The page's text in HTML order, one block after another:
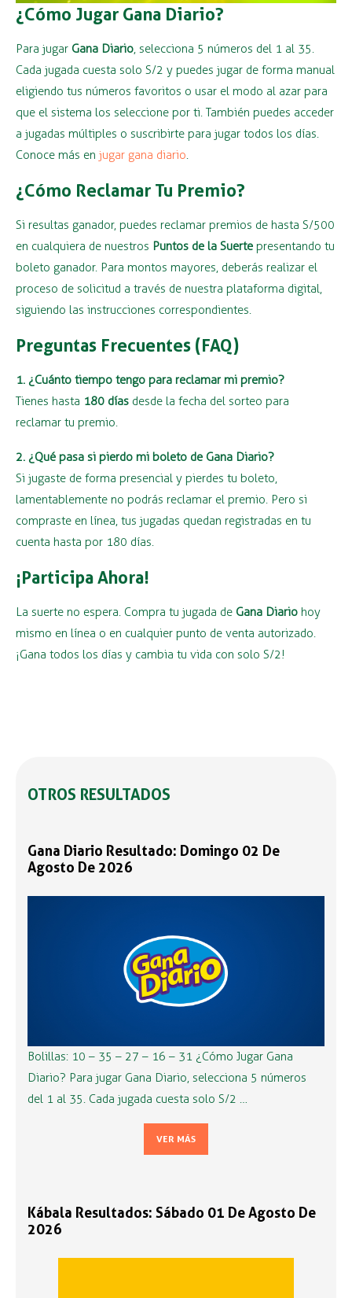
¿Cómo Jugar Gana Diario?
Para jugar Gana Diario, selecciona 5 números del 1 al 35.
Cada jugada cuesta solo S/2 y puedes jugar de forma manual
eligiendo tus números favoritos o usar el modo al azar para
que el sistema los seleccione por ti. También puedes acceder
a jugadas múltiples o suscribirte para jugar todos los días.
Conoce más en jugar gana diario.
¿Cómo Reclamar Tu Premio?
Si resultas ganador, puedes reclamar premios de hasta S/500
en cualquiera de nuestros Puntos de la Suerte presentando tu
boleto ganador. Para montos mayores, deberás realizar el
proceso de solicitud a través de nuestra plataforma digital,
siguiendo las instrucciones correspondientes.
Preguntas Frecuentes (FAQ)
1. ¿Cuánto tiempo tengo para reclamar mi premio?
Tienes hasta 180 días desde la fecha del sorteo para
reclamar tu premio.
2. ¿Qué pasa si pierdo mi boleto de Gana Diario?
Si jugaste de forma presencial y pierdes tu boleto,
lamentablemente no podrás reclamar el premio. Pero si
compraste en línea, tus jugadas quedan registradas en tu
cuenta hasta por 180 días.
¡Participa Ahora!
La suerte no espera. Compra tu jugada de Gana Diario hoy
mismo en línea o en cualquier punto de venta autorizado.
¡Gana todos los días y cambia tu vida con solo S/2!
OTROS RESULTADOS
Gana Diario Resultado: Domingo 02 De
Agosto De 2026
Bolillas: 10 – 35 – 27 – 16 – 31 ¿Cómo Jugar Gana
Diario? Para jugar Gana Diario, selecciona 5 números
del 1 al 35. Cada jugada cuesta solo S/2 …
VER MÁS
Kábala Resultados: Sábado 01 De Agosto De
2026